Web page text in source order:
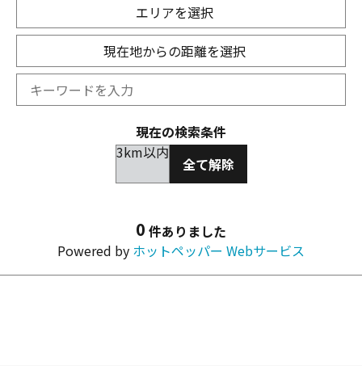
エリアを選択
現在地からの距離を選択
現在の検索条件
3km以内
全て解除
0 件ありました
Powered by ホットペッパー Webサービス